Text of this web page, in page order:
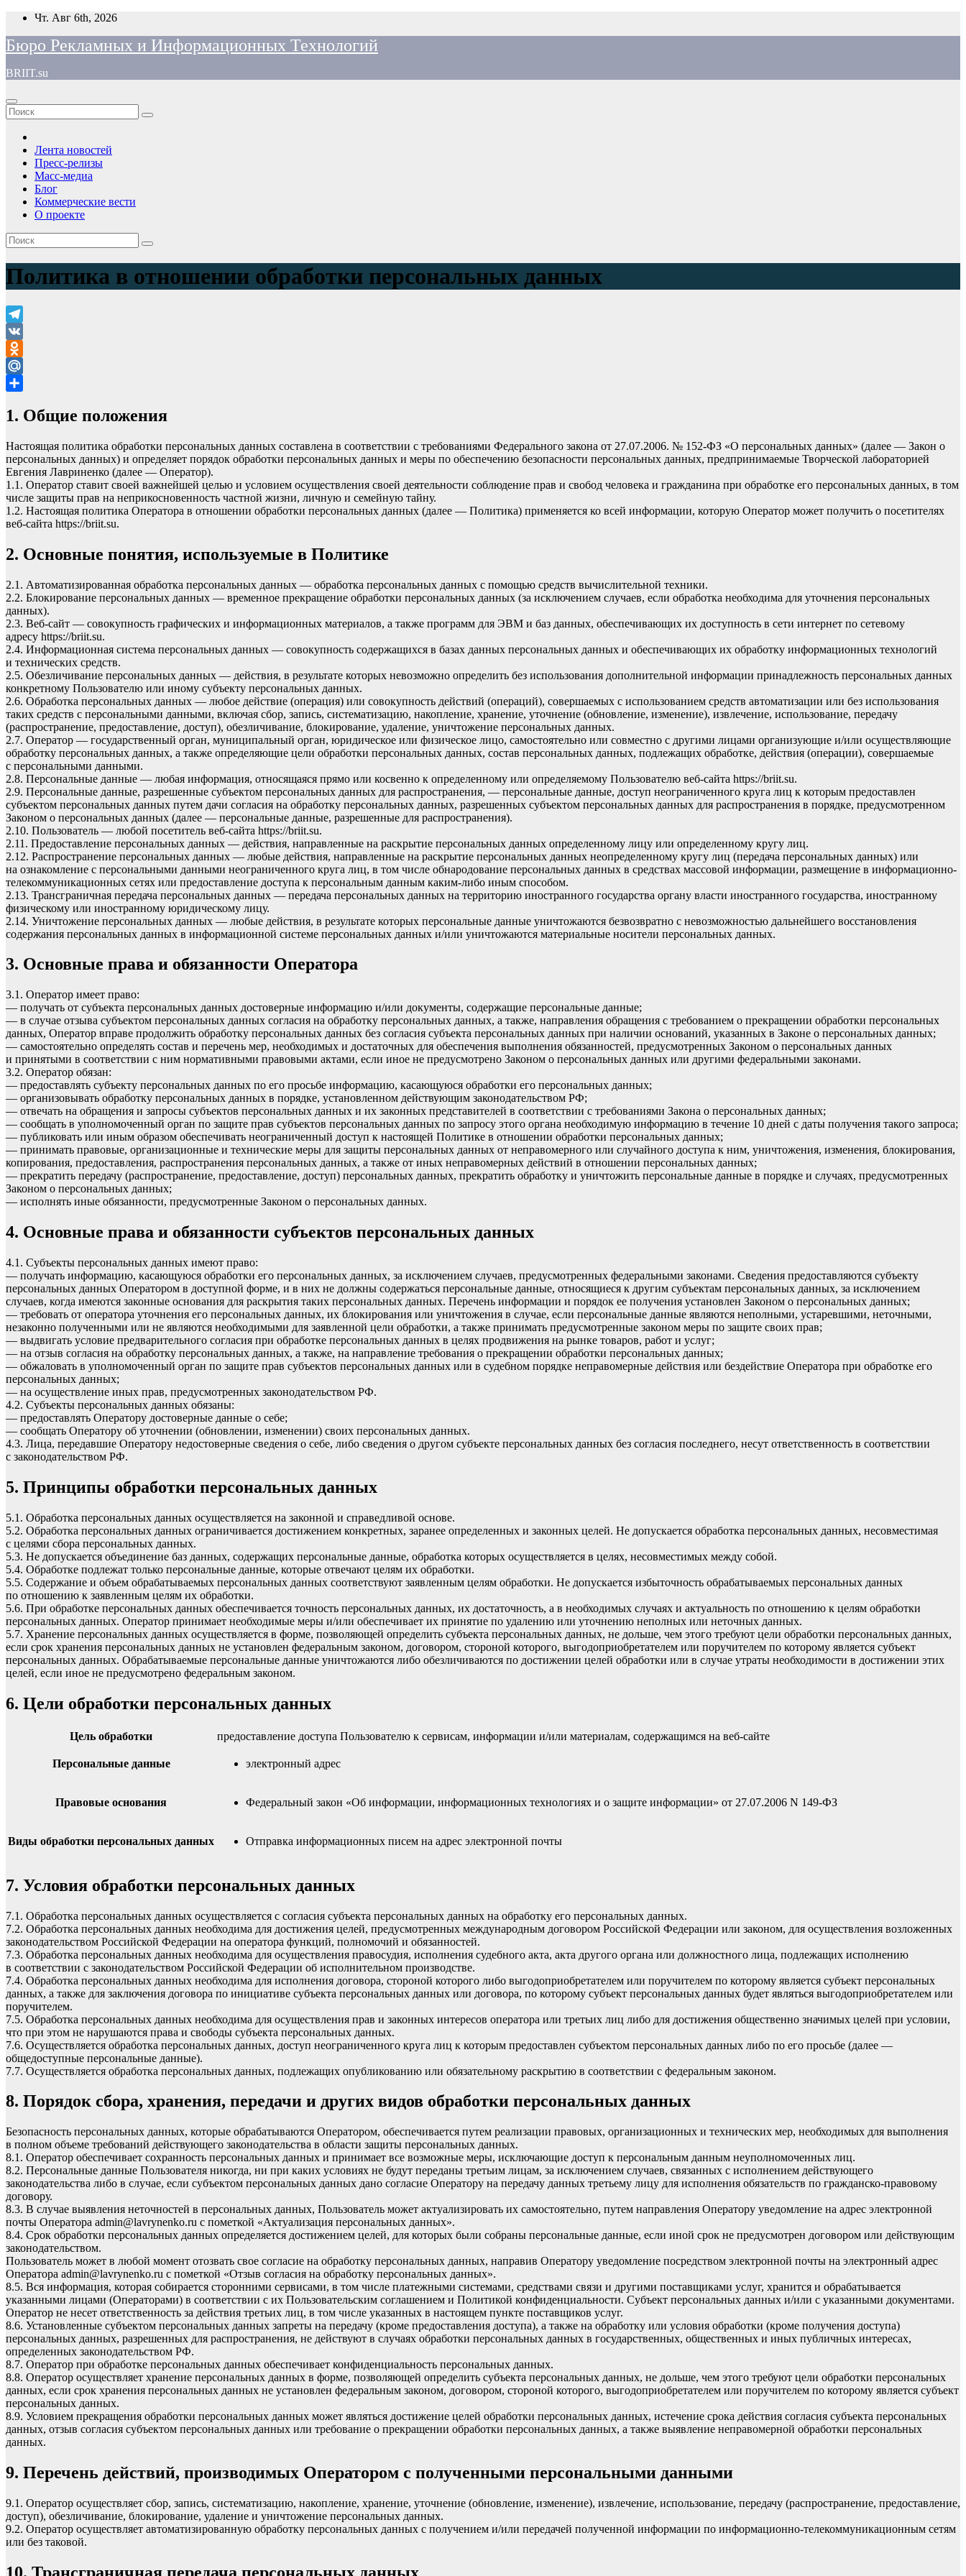
Перейти
содержимому
Чт. Авг 6th, 2026
Бюро Рекламных и Информационных Технологий
BRIIT.su
Лента новостей
Пресс-релизы
Масс-медиа
Блог
Коммерческие вести
О проекте
Политика в отношении обработки персональных данных
Telegram
VK
Odnoklassniki
Mail.Ru
1. Общие положения
Настоящая политика обработки персональных данных составлена в соответствии с требованиями Федерального закона от 27.07.2006. № 152-ФЗ «О персональных данных» (далее — Закон о
персональных данных) и определяет порядок обработки персональных данных и меры по обеспечению безопасности персональных данных, предпринимаемые Творческой лабораторией
Евгения Лавриненко (далее — Оператор).
1.1. Оператор ставит своей важнейшей целью и условием осуществления своей деятельности соблюдение прав и свобод человека и гражданина при обработке его персональных данных, в том
числе защиты прав на неприкосновенность частной жизни, личную и семейную тайну.
1.2. Настоящая политика Оператора в отношении обработки персональных данных (далее — Политика) применяется ко всей информации, которую Оператор может получить о посетителях
веб-сайта https://briit.su.
2. Основные понятия, используемые в Политике
2.1. Автоматизированная обработка персональных данных — обработка персональных данных с помощью средств вычислительной техники.
2.2. Блокирование персональных данных — временное прекращение обработки персональных данных (за исключением случаев, если обработка необходима для уточнения персональных
данных).
2.3. Веб-сайт — совокупность графических и информационных материалов, а также программ для ЭВМ и баз данных, обеспечивающих их доступность в сети интернет по сетевому
адресу https://briit.su.
2.4. Информационная система персональных данных — совокупность содержащихся в базах данных персональных данных и обеспечивающих их обработку информационных технологий
и технических средств.
2.5. Обезличивание персональных данных — действия, в результате которых невозможно определить без использования дополнительной информации принадлежность персональных данных
конкретному Пользователю или иному субъекту персональных данных.
2.6. Обработка персональных данных — любое действие (операция) или совокупность действий (операций), совершаемых с использованием средств автоматизации или без использования
таких средств с персональными данными, включая сбор, запись, систематизацию, накопление, хранение, уточнение (обновление, изменение), извлечение, использование, передачу
(распространение, предоставление, доступ), обезличивание, блокирование, удаление, уничтожение персональных данных.
2.7. Оператор — государственный орган, муниципальный орган, юридическое или физическое лицо, самостоятельно или совместно с другими лицами организующие и/или осуществляющие
обработку персональных данных, а также определяющие цели обработки персональных данных, состав персональных данных, подлежащих обработке, действия (операции), совершаемые
с персональными данными.
2.8. Персональные данные — любая информация, относящаяся прямо или косвенно к определенному или определяемому Пользователю веб-сайта https://briit.su.
2.9. Персональные данные, разрешенные субъектом персональных данных для распространения, — персональные данные, доступ неограниченного круга лиц к которым предоставлен
субъектом персональных данных путем дачи согласия на обработку персональных данных, разрешенных субъектом персональных данных для распространения в порядке, предусмотренном
Законом о персональных данных (далее — персональные данные, разрешенные для распространения).
2.10. Пользователь — любой посетитель веб-сайта https://briit.su.
2.11. Предоставление персональных данных — действия, направленные на раскрытие персональных данных определенному лицу или определенному кругу лиц.
2.12. Распространение персональных данных — любые действия, направленные на раскрытие персональных данных неопределенному кругу лиц (передача персональных данных) или
на ознакомление с персональными данными неограниченного круга лиц, в том числе обнародование персональных данных в средствах массовой информации, размещение в информационно-
телекоммуникационных сетях или предоставление доступа к персональным данным каким-либо иным способом.
2.13. Трансграничная передача персональных данных — передача персональных данных на территорию иностранного государства органу власти иностранного государства, иностранному
физическому или иностранному юридическому лицу.
2.14. Уничтожение персональных данных — любые действия, в результате которых персональные данные уничтожаются безвозвратно с невозможностью дальнейшего восстановления
содержания персональных данных в информационной системе персональных данных и/или уничтожаются материальные носители персональных данных.
3. Основные права и обязанности Оператора
3.1. Оператор имеет право:
— получать от субъекта персональных данных достоверные информацию и/или документы, содержащие персональные данные;
— в случае отзыва субъектом персональных данных согласия на обработку персональных данных, а также, направления обращения с требованием о прекращении обработки персональных
данных, Оператор вправе продолжить обработку персональных данных без согласия субъекта персональных данных при наличии оснований, указанных в Законе о персональных данных;
— самостоятельно определять состав и перечень мер, необходимых и достаточных для обеспечения выполнения обязанностей, предусмотренных Законом о персональных данных
и принятыми в соответствии с ним нормативными правовыми актами, если иное не предусмотрено Законом о персональных данных или другими федеральными законами.
3.2. Оператор обязан:
— предоставлять субъекту персональных данных по его просьбе информацию, касающуюся обработки его персональных данных;
— организовывать обработку персональных данных в порядке, установленном действующим законодательством РФ;
— отвечать на обращения и запросы субъектов персональных данных и их законных представителей в соответствии с требованиями Закона о персональных данных;
— сообщать в уполномоченный орган по защите прав субъектов персональных данных по запросу этого органа необходимую информацию в течение 10 дней с даты получения такого запроса;
— публиковать или иным образом обеспечивать неограниченный доступ к настоящей Политике в отношении обработки персональных данных;
— принимать правовые, организационные и технические меры для защиты персональных данных от неправомерного или случайного доступа к ним, уничтожения, изменения, блокирования,
копирования, предоставления, распространения персональных данных, а также от иных неправомерных действий в отношении персональных данных;
— прекратить передачу (распространение, предоставление, доступ) персональных данных, прекратить обработку и уничтожить персональные данные в порядке и случаях, предусмотренных
Законом о персональных данных;
— исполнять иные обязанности, предусмотренные Законом о персональных данных.
4. Основные права и обязанности субъектов персональных данных
4.1. Субъекты персональных данных имеют право:
— получать информацию, касающуюся обработки его персональных данных, за исключением случаев, предусмотренных федеральными законами. Сведения предоставляются субъекту
персональных данных Оператором в доступной форме, и в них не должны содержаться персональные данные, относящиеся к другим субъектам персональных данных, за исключением
случаев, когда имеются законные основания для раскрытия таких персональных данных. Перечень информации и порядок ее получения установлен Законом о персональных данных;
— требовать от оператора уточнения его персональных данных, их блокирования или уничтожения в случае, если персональные данные являются неполными, устаревшими, неточными,
незаконно полученными или не являются необходимыми для заявленной цели обработки, а также принимать предусмотренные законом меры по защите своих прав;
— выдвигать условие предварительного согласия при обработке персональных данных в целях продвижения на рынке товаров, работ и услуг;
— на отзыв согласия на обработку персональных данных, а также, на направление требования о прекращении обработки персональных данных;
— обжаловать в уполномоченный орган по защите прав субъектов персональных данных или в судебном порядке неправомерные действия или бездействие Оператора при обработке его
персональных данных;
— на осуществление иных прав, предусмотренных законодательством РФ.
4.2. Субъекты персональных данных обязаны:
— предоставлять Оператору достоверные данные о себе;
— сообщать Оператору об уточнении (обновлении, изменении) своих персональных данных.
4.3. Лица, передавшие Оператору недостоверные сведения о себе, либо сведения о другом субъекте персональных данных без согласия последнего, несут ответственность в соответствии
с законодательством РФ.
5. Принципы обработки персональных данных
5.1. Обработка персональных данных осуществляется на законной и справедливой основе.
5.2. Обработка персональных данных ограничивается достижением конкретных, заранее определенных и законных целей. Не допускается обработка персональных данных, несовместимая
с целями сбора персональных данных.
5.3. Не допускается объединение баз данных, содержащих персональные данные, обработка которых осуществляется в целях, несовместимых между собой.
5.4. Обработке подлежат только персональные данные, которые отвечают целям их обработки.
5.5. Содержание и объем обрабатываемых персональных данных соответствуют заявленным целям обработки. Не допускается избыточность обрабатываемых персональных данных
по отношению к заявленным целям их обработки.
5.6. При обработке персональных данных обеспечивается точность персональных данных, их достаточность, а в необходимых случаях и актуальность по отношению к целям обработки
персональных данных. Оператор принимает необходимые меры и/или обеспечивает их принятие по удалению или уточнению неполных или неточных данных.
5.7. Хранение персональных данных осуществляется в форме, позволяющей определить субъекта персональных данных, не дольше, чем этого требуют цели обработки персональных данных,
если срок хранения персональных данных не установлен федеральным законом, договором, стороной которого, выгодоприобретателем или поручителем по которому является субъект
персональных данных. Обрабатываемые персональные данные уничтожаются либо обезличиваются по достижении целей обработки или в случае утраты необходимости в достижении этих
целей, если иное не предусмотрено федеральным законом.
6. Цели обработки персональных данных
Цель обработки предоставление доступа Пользователю к сервисам, информации и/или материалам, содержащимся на веб-сайте
Персональные данные электронный адрес
Правовые основания Федеральный закон «Об информации, информационных технологиях и о защите информации» от 27.07.2006 N 149-ФЗ
Виды обработки персональных данных Отправка информационных писем на адрес электронной почты
7. Условия обработки персональных данных
7.1. Обработка персональных данных осуществляется с согласия субъекта персональных данных на обработку его персональных данных.
7.2. Обработка персональных данных необходима для достижения целей, предусмотренных международным договором Российской Федерации или законом, для осуществления возложенных
законодательством Российской Федерации на оператора функций, полномочий и обязанностей.
7.3. Обработка персональных данных необходима для осуществления правосудия, исполнения судебного акта, акта другого органа или должностного лица, подлежащих исполнению
в соответствии с законодательством Российской Федерации об исполнительном производстве.
7.4. Обработка персональных данных необходима для исполнения договора, стороной которого либо выгодоприобретателем или поручителем по которому является субъект персональных
данных, а также для заключения договора по инициативе субъекта персональных данных или договора, по которому субъект персональных данных будет являться выгодоприобретателем или
поручителем.
7.5. Обработка персональных данных необходима для осуществления прав и законных интересов оператора или третьих лиц либо для достижения общественно значимых целей при условии,
что при этом не нарушаются права и свободы субъекта персональных данных.
7.6. Осуществляется обработка персональных данных, доступ неограниченного круга лиц к которым предоставлен субъектом персональных данных либо по его просьбе (далее —
общедоступные персональные данные).
7.7. Осуществляется обработка персональных данных, подлежащих опубликованию или обязательному раскрытию в соответствии с федеральным законом.
8. Порядок сбора, хранения, передачи и других видов обработки персональных данных
Безопасность персональных данных, которые обрабатываются Оператором, обеспечивается путем реализации правовых, организационных и технических мер, необходимых для выполнения
в полном объеме требований действующего законодательства в области защиты персональных данных.
8.1. Оператор обеспечивает сохранность персональных данных и принимает все возможные меры, исключающие доступ к персональным данным неуполномоченных лиц.
8.2. Персональные данные Пользователя никогда, ни при каких условиях не будут переданы третьим лицам, за исключением случаев, связанных с исполнением действующего
законодательства либо в случае, если субъектом персональных данных дано согласие Оператору на передачу данных третьему лицу для исполнения обязательств по гражданско-правовому
договору.
8.3. В случае выявления неточностей в персональных данных, Пользователь может актуализировать их самостоятельно, путем направления Оператору уведомление на адрес электронной
почты Оператора admin@lavrynenko.ru с пометкой «Актуализация персональных данных».
8.4. Срок обработки персональных данных определяется достижением целей, для которых были собраны персональные данные, если иной срок не предусмотрен договором или действующим
законодательством.
Пользователь может в любой момент отозвать свое согласие на обработку персональных данных, направив Оператору уведомление посредством электронной почты на электронный адрес
Оператора admin@lavrynenko.ru с пометкой «Отзыв согласия на обработку персональных данных».
8.5. Вся информация, которая собирается сторонними сервисами, в том числе платежными системами, средствами связи и другими поставщиками услуг, хранится и обрабатывается
указанными лицами (Операторами) в соответствии с их Пользовательским соглашением и Политикой конфиденциальности. Субъект персональных данных и/или с указанными документами.
Оператор не несет ответственность за действия третьих лиц, в том числе указанных в настоящем пункте поставщиков услуг.
8.6. Установленные субъектом персональных данных запреты на передачу (кроме предоставления доступа), а также на обработку или условия обработки (кроме получения доступа)
персональных данных, разрешенных для распространения, не действуют в случаях обработки персональных данных в государственных, общественных и иных публичных интересах,
определенных законодательством РФ.
8.7. Оператор при обработке персональных данных обеспечивает конфиденциальность персональных данных.
8.8. Оператор осуществляет хранение персональных данных в форме, позволяющей определить субъекта персональных данных, не дольше, чем этого требуют цели обработки персональных
данных, если срок хранения персональных данных не установлен федеральным законом, договором, стороной которого, выгодоприобретателем или поручителем по которому является субъект
персональных данных.
8.9. Условием прекращения обработки персональных данных может являться достижение целей обработки персональных данных, истечение срока действия согласия субъекта персональных
данных, отзыв согласия субъектом персональных данных или требование о прекращении обработки персональных данных, а также выявление неправомерной обработки персональных
данных.
9. Перечень действий, производимых Оператором с полученными персональными данными
9.1. Оператор осуществляет сбор, запись, систематизацию, накопление, хранение, уточнение (обновление, изменение), извлечение, использование, передачу (распространение, предоставление,
доступ), обезличивание, блокирование, удаление и уничтожение персональных данных.
9.2. Оператор осуществляет автоматизированную обработку персональных данных с получением и/или передачей полученной информации по информационно-телекоммуникационным сетям
или без таковой.